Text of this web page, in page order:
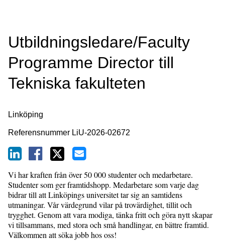
Utbildningsledare/Faculty
Programme Director till
Tekniska fakulteten
Linköping
Referensnummer LiU-2026-02672
Vi har kraften från över 50 000 studenter och medarbetare.
Studenter som ger framtidshopp. Medarbetare som varje dag
bidrar till att Linköpings universitet tar sig an samtidens
utmaningar. Vår värdegrund vilar på trovärdighet, tillit och
trygghet. Genom att vara modiga, tänka fritt och göra nytt skapar
vi tillsammans, med stora och små handlingar, en bättre framtid.
Välkommen att söka jobb hos oss!